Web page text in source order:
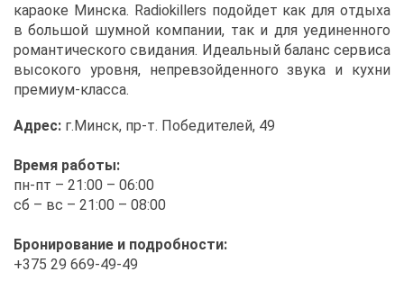
ка­ра­оке Мин­ска. Radiokillers по­дой­дет как для от­ды­ха
в боль­шой шум­ной ком­па­нии, так и для уеди­нен­но­го
ро­ман­ти­че­ско­го сви­да­ния. Иде­аль­ный ба­ланс сер­ви­са
вы­со­ко­го уров­ня, непре­взой­ден­но­го зву­ка и кух­ни
пре­ми­ум-клас­са.
Ад­рес: г.Минск, пр-т. По­бе­ди­те­лей, 49
Вре­мя ра­бо­ты:
пн-пт – 21:00 – 06:00
сб – вс – 21:00 – 08:00
Бро­ни­ро­ва­ние и по­дроб­но­сти:
+375 29 669-49-49